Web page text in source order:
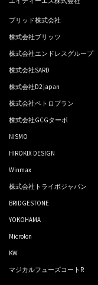
ブリッド株式会社
株式会社ブリッツ
株式会社エンドレスグループ
株式会社SARD
株式会社D2 japan
株式会社ペトロプラン
株式会社GCGターボ
NISMO
HIROKIX DESIGN
Winmax
株式会社トライボジャパン
BRIDGESTONE
YOKOHAMA
Microlon
KW
マジカルフューズコートR